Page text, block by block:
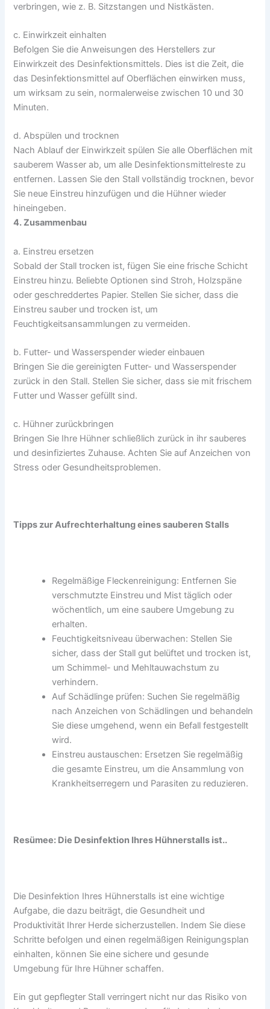
verbringen, wie z. B. Sitzstangen und Nistkästen.
c. Einwirkzeit einhalten
Befolgen Sie die Anweisungen des Herstellers zur
Einwirkzeit des Desinfektionsmittels. Dies ist die Zeit, die
das Desinfektionsmittel auf Oberflächen einwirken muss,
um wirksam zu sein, normalerweise zwischen 10 und 30
Minuten.
d. Abspülen und trocknen
Nach Ablauf der Einwirkzeit spülen Sie alle Oberflächen mit
sauberem Wasser ab, um alle Desinfektionsmittelreste zu
entfernen. Lassen Sie den Stall vollständig trocknen, bevor
Sie neue Einstreu hinzufügen und die Hühner wieder
hineingeben.
4. Zusammenbau
a. Einstreu ersetzen
Sobald der Stall trocken ist, fügen Sie eine frische Schicht
Einstreu hinzu. Beliebte Optionen sind Stroh, Holzspäne
oder geschreddertes Papier. Stellen Sie sicher, dass die
Einstreu sauber und trocken ist, um
Feuchtigkeitsansammlungen zu vermeiden.
b. Futter- und Wasserspender wieder einbauen
Bringen Sie die gereinigten Futter- und Wasserspender
zurück in den Stall. Stellen Sie sicher, dass sie mit frischem
Futter und Wasser gefüllt sind.
c. Hühner zurückbringen
Bringen Sie Ihre Hühner schließlich zurück in ihr sauberes
und desinfiziertes Zuhause. Achten Sie auf Anzeichen von
Stress oder Gesundheitsproblemen.
Tipps zur Aufrechterhaltung eines sauberen Stalls
Regelmäßige Fleckenreinigung: Entfernen Sie
verschmutzte Einstreu und Mist täglich oder
wöchentlich, um eine saubere Umgebung zu
erhalten.
Feuchtigkeitsniveau überwachen: Stellen Sie
sicher, dass der Stall gut belüftet und trocken ist,
um Schimmel- und Mehltauwachstum zu
verhindern.
Auf Schädlinge prüfen: Suchen Sie regelmäßig
nach Anzeichen von Schädlingen und behandeln
Sie diese umgehend, wenn ein Befall festgestellt
wird.
Einstreu austauschen: Ersetzen Sie regelmäßig
die gesamte Einstreu, um die Ansammlung von
Krankheitserregern und Parasiten zu reduzieren.
Resümee: Die Desinfektion Ihres Hühnerstalls ist..
Die Desinfektion Ihres Hühnerstalls ist eine wichtige
Aufgabe, die dazu beiträgt, die Gesundheit und
Produktivität Ihrer Herde sicherzustellen. Indem Sie diese
Schritte befolgen und einen regelmäßigen Reinigungsplan
einhalten, können Sie eine sichere und gesunde
Umgebung für Ihre Hühner schaffen.
Ein gut gepflegter Stall verringert nicht nur das Risiko von